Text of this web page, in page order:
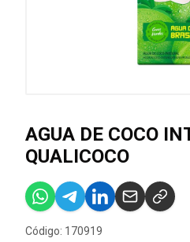
AGUA DE COCO
QUALICOCO
Código: 170919